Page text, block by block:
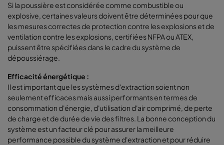
Si la poussière est considérée comme combustible ou
explosive, certaines valeurs doivent être déterminées pour que
les mesures correctes de protection contre les explosions et de
ventilation contre les explosions, certifiées NFPA ou ATEX,
puissent être spécifiées dans le cadre du système de
dépoussiérage.
Efficacité énergétique :
Il est important que les systèmes d'extraction soient non
seulement efficaces mais aussi performants en termes de
consommation d'énergie, d'utilisation d'air comprimé, de perte
de charge et de durée de vie des filtres. La bonne conception du
système est un facteur clé pour assurer la meilleure
performance possible du système d'extraction et pour réduire